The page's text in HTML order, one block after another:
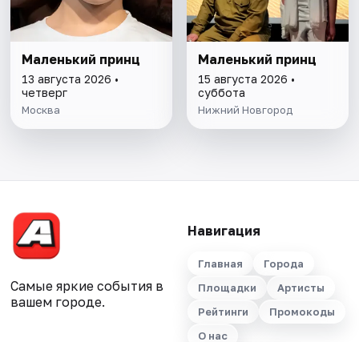
Маленький принц
13 августа 2026 •
четверг
Москва
Маленький принц
15 августа 2026 •
суббота
Нижний Новгород
Самые яркие события в
вашем городе.
Навигация
Главная
Города
Площадки
Артисты
Рейтинги
Промокоды
О нас